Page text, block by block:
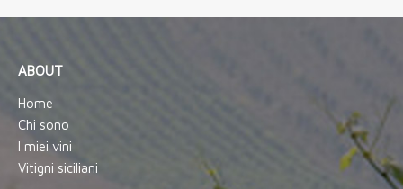
ABOUT
Home
Chi sono
I miei vini
Vitigni siciliani